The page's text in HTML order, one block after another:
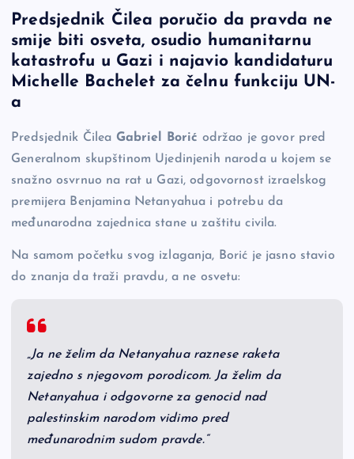
c
e
b
o
k
p
y
Li
k
se
n
g
er ar
e
Predsjednik Čilea poručio da pravda ne
smije biti osveta, osudio humanitarnu
katastrofu u Gazi i najavio kandidaturu
Michelle Bachelet za čelnu funkciju UN-
a
Predsjednik Čilea Gabriel Borić održao je govor pred
Generalnom skupštinom Ujedinjenih naroda u kojem se
snažno osvrnuo na rat u Gazi, odgovornost izraelskog
premijera Benjamina Netanyahua i potrebu da
međunarodna zajednica stane u zaštitu civila.
Na samom početku svog izlaganja, Borić je jasno stavio
do znanja da traži pravdu, a ne osvetu:
„Ja ne želim da Netanyahua raznese raketa
zajedno s njegovom porodicom. Ja želim da
Netanyahua i odgovorne za genocid nad
palestinskim narodom vidimo pred
međunarodnim sudom pravde.“